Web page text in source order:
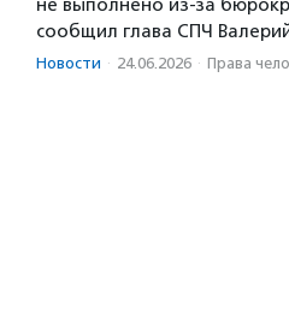
не выполнено из-за
сообщил глава СПЧ
Новости · 24.06.2026 · Права